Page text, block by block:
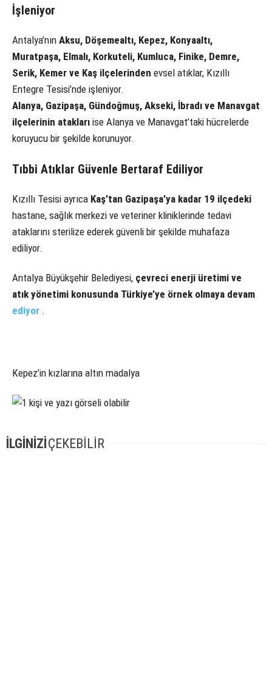
İşleniyor
Antalya’nın Aksu, Döşemealtı, Kepez, Konyaaltı,
Muratpaşa, Elmalı, Korkuteli, Kumluca, Finike, Demre,
Serik, Kemer ve Kaş ilçelerinden evsel atıklar, Kızıllı
Entegre Tesisi’nde işleniyor.
Alanya, Gazipaşa, Gündoğmuş, Akseki, İbradı ve Manavgat
ilçelerinin atakları ise Alanya ve Manavgat’taki hücrelerde
koruyucu bir şekilde korunuyor.
Tıbbi Atıklar Güvenle Bertaraf Ediliyor
Kızıllı Tesisi ayrıca Kaş’tan Gazipaşa’ya kadar 19 ilçedeki
hastane, sağlık merkezi ve veteriner kliniklerinde tedavi
ataklarını sterilize ederek güvenli bir şekilde muhafaza
ediliyor.
Antalya Büyükşehir Belediyesi, çevreci enerji üretimi ve
atık yönetimi konusunda Türkiye’ye örnek olmaya devam
ediyor .
Kepez’in kızlarına altın madalya
İLGİNİZİ ÇEKEBİLİR